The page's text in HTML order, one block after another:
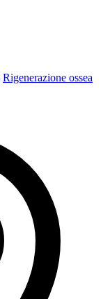
Rigenerazione ossea